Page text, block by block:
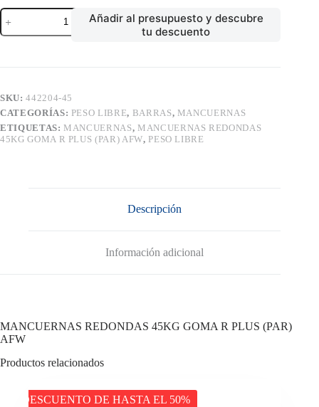
MANCUERNAS
REDONDAS
45KG
AFW
cantidad
Añadir al presupuesto y descubre
tu descuento
SKU:442204-45
CATEGORÍAS: PESO LIBRE, BARRAS, MANCUERNAS
ETIQUETAS: MANCUERNAS, MANCUERNAS REDONDAS
45KG GOMA R PLUS (PAR) AFW, PESO LIBRE
Descripción
Información adicional
MANCUERNAS REDONDAS 45KG GOMA R PLUS (PAR)
AFW
Productos relacionados
DESCUENTO DE HASTA EL 50%